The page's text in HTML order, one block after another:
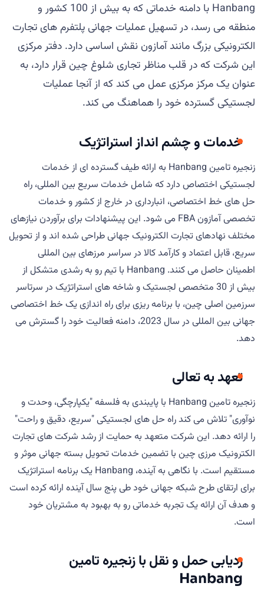
Hanbang با دامنه خدماتی که به بیش از 100 کشور و
منطقه می رسد، در تسهیل عملیات جهانی پلتفرم های تجارت
الکترونیکی بزرگ مانند آمازون نقش اساسی دارد. دفتر مرکزی
این شرکت که در قلب مناظر تجاری شلوغ چین قرار دارد، به
عنوان یک مرکز مرکزی عمل می کند که از آنجا عملیات
لجستیکی گسترده خود را هماهنگ می کند.
خدمات و چشم انداز استراتژیک
زنجیره تامین Hanbang به ارائه طیف گسترده ای از خدمات
لجستیکی اختصاص دارد که شامل خدمات سریع بین المللی، راه
حل های خط اختصاصی، انبارداری در خارج از کشور و خدمات
تخصصی آمازون FBA می شود. این پیشنهادات برای برآوردن نیازهای
مختلف نهادهای تجارت الکترونیک جهانی طراحی شده اند و از تحویل
سریع، قابل اعتماد و کارآمد کالا در سراسر مرزهای بین المللی
اطمینان حاصل می کنند. Hanbang با تیم رو به رشدی متشکل از
بیش از 30 متخصص لجستیک و شاخه های استراتژیک در سرتاسر
سرزمین اصلی چین، با برنامه ریزی برای راه اندازی یک خط اختصاصی
جهانی بین المللی در سال 2023، دامنه فعالیت خود را گسترش می
دهد.
تعهد به تعالی
زنجیره تامین Hanbang با پایبندی به فلسفه "یکپارچگی، وحدت و
نوآوری" تلاش می کند راه حل های لجستیکی "سریع، دقیق و راحت"
را ارائه دهد. این شرکت متعهد به حمایت از رشد شرکت های تجارت
الکترونیک مرزی چین با تضمین خدمات تحویل بسته جهانی موثر و
مستقیم است. با نگاهی به آینده، Hanbang یک برنامه استراتژیک
برای ارتقای طرح شبکه جهانی خود طی پنج سال آینده ارائه کرده است
و هدف آن ارائه یک تجربه خدماتی رو به بهبود به مشتریان خود
است.
ردیابی حمل و نقل با زنجیره تامین
Hanbang